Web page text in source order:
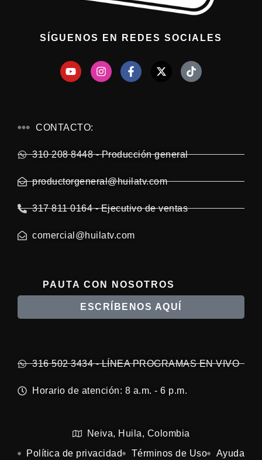
SÍGUENOS EN REDES SOCIALES
CONTACTO:
310 208 8448 - Producción general
productorgeneral@huilatv.com
317 811 0164 - Ejecutivo de ventas
comercial@huilatv.com
PAUTA CON NOSOTROS
ESCRÍBENOS AQUÍ
316 502 3434 - LÍNEA PROGRAMAS EN VIVO
Horario de atención: 8 a.m. - 6 p.m.
Neiva, Huila, Colombia
Política de privacidad
Términos de Uso Ayuda